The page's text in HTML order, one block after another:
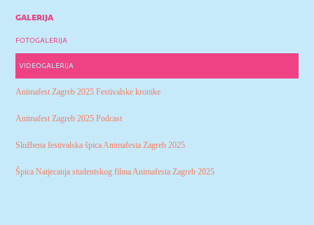
galerija
fotogalerija
videogalerija
Animafest Zagreb 2025 Festivalske kronike
Animafest Zagreb 2025 Podcast
Službena festivalska špica Animafesta Zagreb 2025
Špica Natjecanja studentskog filma Animafesta Zagreb 2025